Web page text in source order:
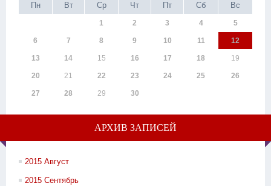
Пн
Вт Ср Чт Пт Сб Вс
1 2 3 4 5
6 7 8 9 10 11 12
13 14 15 16 17 18 19
20 21 22 23 24 25 26
27 28 29 30
АРХИВ ЗАПИСЕЙ
2015 Август
2015 Сентябрь